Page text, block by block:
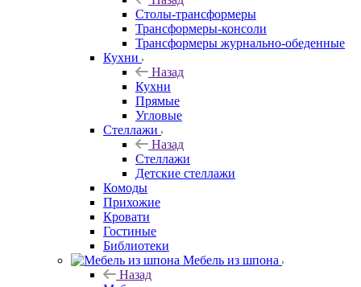
Столы-трансформеры
Трансформеры-консоли
Трансформеры журнально-обеденные
Кухни
Назад
Кухни
Прямые
Угловые
Стеллажи
Назад
Стеллажи
Детские стеллажи
Комоды
Прихожие
Кровати
Гостиные
Библиотеки
Мебель из шпона
Назад